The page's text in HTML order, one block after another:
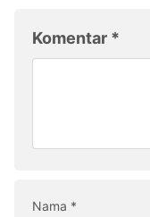
Komentar *
Nama *